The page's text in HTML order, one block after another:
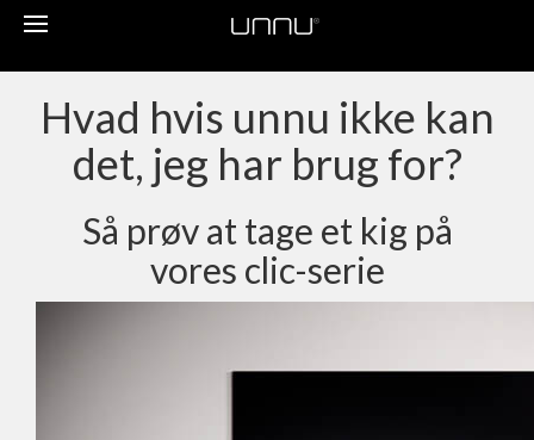
Toggle
navigation
Hvad hvis unnu ikke kan
det, jeg har brug for?
Så prøv at tage et kig på
vores clic-serie